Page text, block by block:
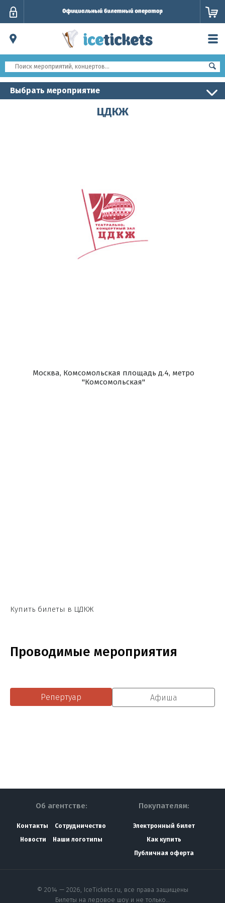
Выбрать мероприятие
ЦДКЖ
Москва, Комсомольская площадь д.4, метро
"Комсомольская"
Купить билеты в ЦДКЖ
Проводимые мероприятия
Репертуар Афиша
Об агентстве:
Контакты
Сотрудничество
Новости
Наши логотипы
Покупателям:
Электронный билет
Как купить
Публичная оферта
© 2014 — 2026, IceTickets.ru, все права защищены
Билеты на ледовое шоу и не только…